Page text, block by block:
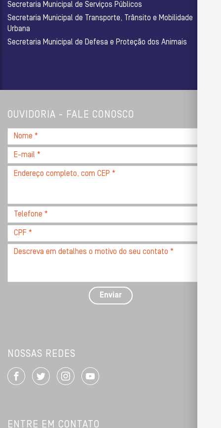
Secretaria Municipal de Serviços Públicos
Secretaria Municipal de Transporte, Trânsito e Mobilidade
Urbana
Secretaria Municipal de Defesa e Proteção dos Animais
OUVIDORIA - FALE CONOSCO
Nome
*
E-
mail
Endereço
CEP
Telefone
*
CPF
*
Descreva
com
Enviar
NOSSAS REDES
ENTRE EM CONTATO